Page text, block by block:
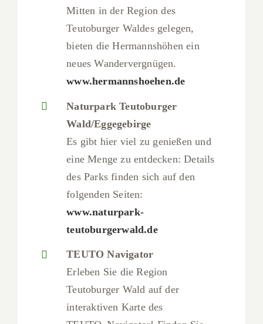
Mitten in der Region des
Teutoburger Waldes gelegen,
bieten die Hermannshöhen ein
neues Wandervergnügen.
www.hermannshoehen.de
Naturpark Teutoburger
Wald/Eggegebirge
Es gibt hier viel zu genießen und
eine Menge zu entdecken: Details
des Parks finden sich auf den
folgenden Seiten:
www.naturpark-
teutoburgerwald.de
TEUTO Navigator
Erleben Sie die Region
Teutoburger Wald auf der
interaktiven Karte des